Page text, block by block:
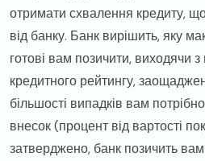
отримати схвалення кредиту,
від банку. Банк вирішить, яку
готові вам позичити, виходячи
кредитного рейтингу,
більшості випадків вам
внесок (процент від вартості
затверджено, банк позичить